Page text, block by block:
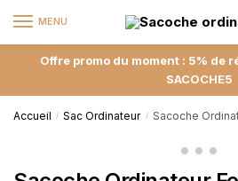
MENU
Offre promo du moment : 5% de
SACOCHE5
Accueil / Sac Ordinateur / Sacoche